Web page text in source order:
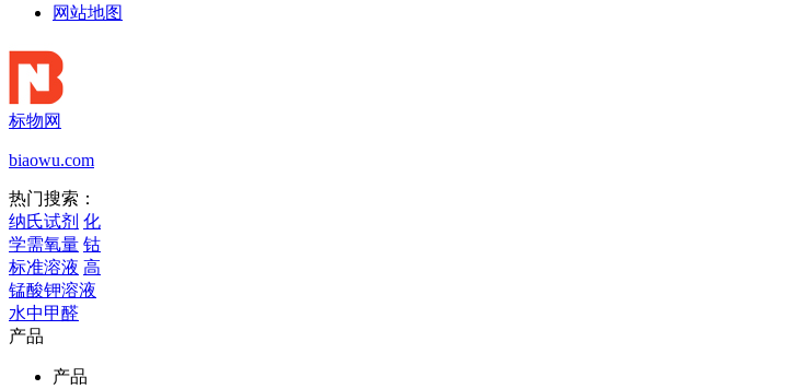
网站地图
标物网
biaowu.com
热门搜索：
纳氏试剂 化
学需氧量 钴
标准溶液 高
锰酸钾溶液
水中甲醛
产品
产品